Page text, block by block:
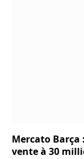
Mercato Barça
vente à 30